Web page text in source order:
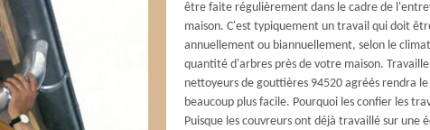
être faite régulièrement dans le cadre de
maison. C'est typiquement un travail qui doit
annuellement ou biannuellement, selon le
quantité d'arbres près de votre maison.
nettoyeurs de gouttières 94520 agréés rendra
beaucoup plus facile. Pourquoi les confier les
Puisque les couvreurs ont déjà travaillé sur une